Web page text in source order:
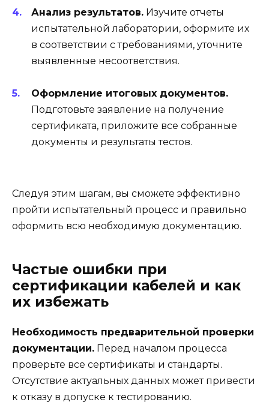
Анализ результатов. Изучите отчеты
испытательной лаборатории, оформите их
в соответствии с требованиями, уточните
выявленные несоответствия.
Оформление итоговых документов.
Подготовьте заявление на получение
сертификата, приложите все собранные
документы и результаты тестов.
Следуя этим шагам, вы сможете эффективно
пройти испытательный процесс и правильно
оформить всю необходимую документацию.
Частые ошибки при
сертификации кабелей и как
их избежать
Необходимость предварительной проверки
документации. Перед началом процесса
проверьте все сертификаты и стандарты.
Отсутствие актуальных данных может привести
к отказу в допуске к тестированию.